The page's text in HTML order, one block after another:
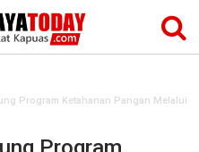
Program Ketahanan Pangan Melalui